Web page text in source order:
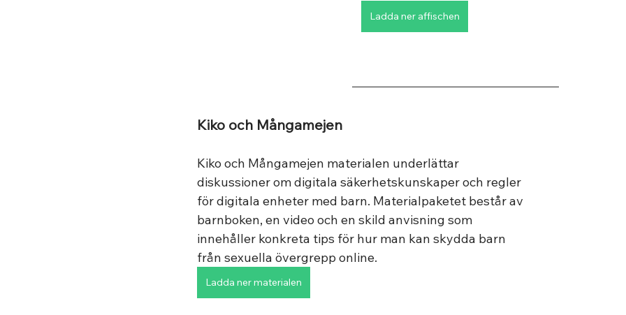
Ladda ner affischen
Kiko och Mångamejen
Kiko och Mångamejen materialen underlättar
diskussioner om digitala säkerhetskunskaper och regler
för digitala enheter med barn. Materialpaketet består av
barnboken, en video och en skild anvisning som
innehåller konkreta tips för hur man kan skydda barn
från sexuella övergrepp online.
Ladda ner materialen